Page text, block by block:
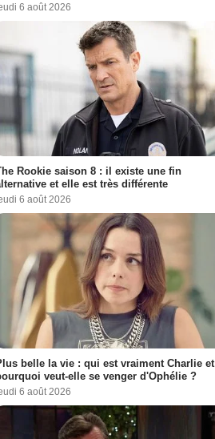
6 août 2026
Rookie saison 8 : il existe une fin
et elle est très différente
6 août 2026
belle la vie : qui est vraiment Charlie et
veut-elle se venger d'Ophélie ?
6 août 2026